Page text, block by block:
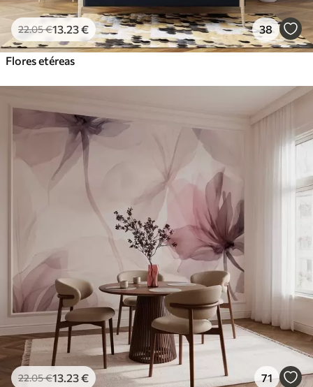
22.05€13 .23€ 38
Flores etéreas
22.05€13 .23€ 71